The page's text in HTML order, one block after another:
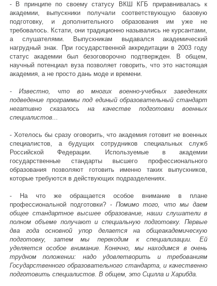
- В принципе по своему статусу ВКШ КГБ приравнивалась к
академии, выпускники получали соответствующую базовую
подготовку, и дополнительного образования им уже не
требовалось. Кстати, они традиционно назывались не курсантами,
а слушателями. Выпускникам выдавался академический
нагрудный знак. При государственной аккредитации в 2003 году
статус академии был безоговорочно подтвержден. В общем,
научный потенциал вуза позволяет говорить, что это настоящая
академия, а не просто дань моде и времени.
- Известно, что во многих военно-учебных заведениях
подведение программы под единый образовательный стандарт
негативно сказалось на качестве подготовки военных
специалистов...
- Хотелось бы сразу оговорить, что академия готовит не военных
специалистов, а будущих сотрудников специальных служб
Российской Федерации. Используемые в академии
государственные стандарты высшего профессионального
образования позволяют готовить именно таких выпускников,
которые требуются в действующих подразделениях.
- На что же обращается особое внимание в плане
профессиональной подготовки? - Помимо того, что мы даем
общее стандартное высшее образование, наши слушатели в
полном объеме получают и специальную подготовку. Первые
два года основной упор делается на общеакадемическую
подготовку, затем мы переходим к специализации. Ей
уделяется особое внимание. Конечно, мы находимся в очень
трудном положении: надо удовлетворить и требованиям
Государственного образовательного стандарта, и качественно
подготовить специалистов. В общем, это Сцилла и Харибда.